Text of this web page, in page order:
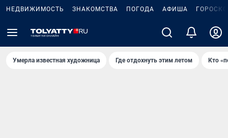
НЕДВИЖИМОСТЬ ЗНАКОМСТВА ПОГОДА АФИША
Умерла известная художница Где отдохнуть этим летом Кто